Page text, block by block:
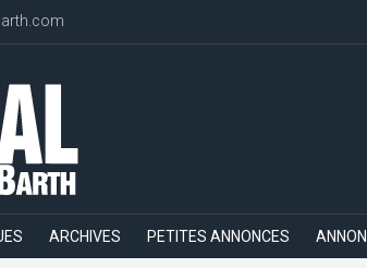
ARCHIVES PETITES ANNONCES